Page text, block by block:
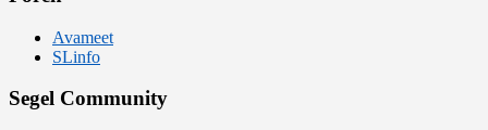
Avameet
SLinfo
Segel Community